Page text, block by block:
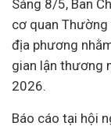
Sáng 8/5, Ban
cơ quan
địa phương
gian lận thương
2026.
Báo cáo tại hội